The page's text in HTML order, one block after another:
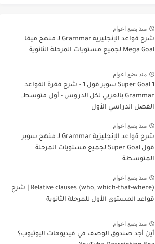
منذ بضع اعوام
شرح قواعد الإنجليزية Grammar لـ منهج ميقا
Mega Goal لجميع مستويات المرحلة الثانوية
منذ بضع اعوام
Super Goal 1 سوبر قول 1 - شرح فقرة القواعد
Grammar بالعربي لكل الدروس - أول متوسط,
الفصل الدراسي الأول
منذ بضع اعوام
شرح قواعد الإنجليزية Grammar لـ منهج سوبر
قول Super Goal لجميع مستويات المرحلة
المتوسطة
منذ بضع اعوام
Relative clauses (who, which-that-where) | شرح
قواعد المستوى الأول للمرحلة الثانوية
منذ بضع اعوام
أين أجد صندوق الوصف في فيديوهات اليوتيوب؟